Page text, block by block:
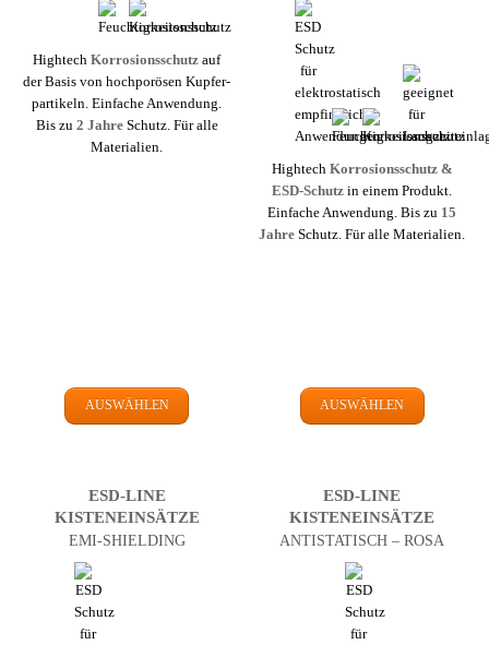
HightechKorrosions­schutz auf
der Basis von hochporösen Kupfer­
partikeln. Einfache Anwendung.
Bis zu 2 JahreSchutz. Für alle
Materialien.
AUSWÄHLEN
Hightech Korrosions­schutz &
ESD-Schutz in einem Produkt.
Einfache Anwendung. Bis zu 15
Jahre Schutz. Für alle Materialien.
AUSWÄHLEN
ESD-LINE
KISTEN­EINSÄTZE
EMI-SHIELDING
ESD-LINE
KISTEN­EINSÄTZE
ANTI­STATISCH – ROSA